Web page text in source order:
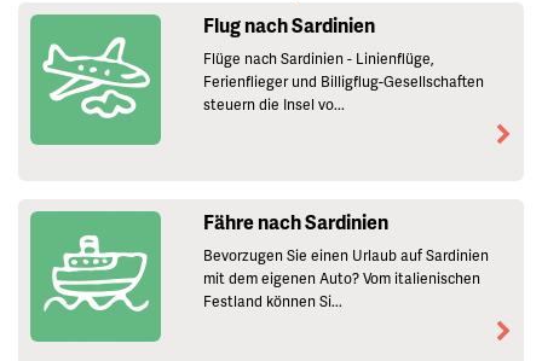
Flug nach Sardinien
Flüge nach Sardinien - Linienflüge,
Ferienflieger und Billigflug-Gesellschaften
steuern die Insel vo...
Fähre nach Sardinien
Bevorzugen Sie einen Urlaub auf Sardinien
mit dem eigenen Auto? Vom italienischen
Festland können Si...